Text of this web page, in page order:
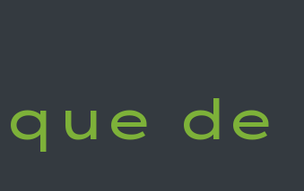
de